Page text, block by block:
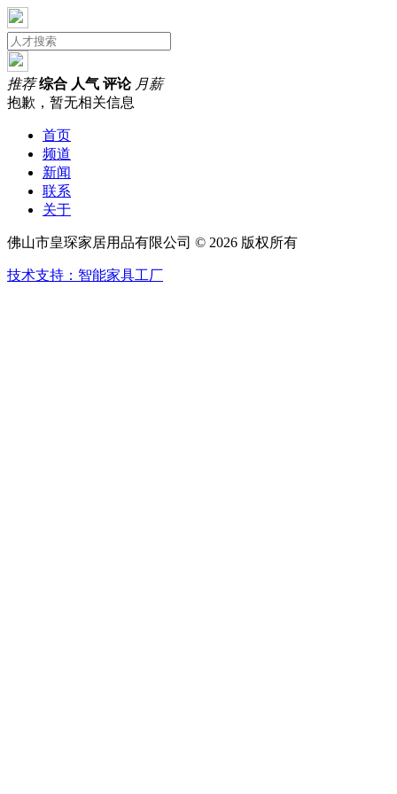
推荐 综合 人气 评论 月薪
抱歉，暂无相关信息
首页
频道
新闻
联系
关于
佛山市皇琛家居用品有限公司 © 2026 版权所有
技术支持：智能家具工厂